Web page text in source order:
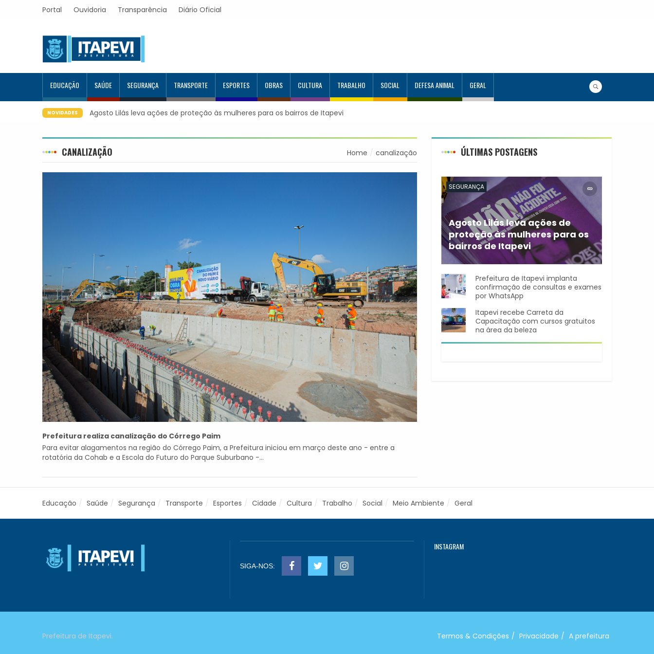
Portal Ouvidoria Transparência Diário Oficial
EDUCAÇÃO SAÚDE SEGURANÇA TRANSPORTE ESPORTES OBRAS CULTURA TRABALHO SOCIAL DEFESA ANIMAL GERAL
NOVIDADES Agosto Lilás leva ações de proteção às mulheres para os bairros de Itapevi
CANALIZAÇÃO Home canalização
Prefeitura realiza canalização do Córrego Paim
Para evitar alagamentos na região do Córrego Paim, a Prefeitura iniciou em março deste ano - entre a
rotatória da Cohab e a Escola do Futuro do Parque Suburbano -...
ÚLTIMAS POSTAGENS
SEGURANÇA
Agosto Lilás leva ações de
proteção às mulheres para os
bairros de Itapevi
Durante o mês de agosto,
Prefeitura de Itapevi implanta
confirmação de consultas e exames
por WhatsApp
Itapevi recebe Carreta da
Capacitação com cursos gratuitos
na área da beleza
Educação Saúde Segurança Transporte Esportes Cidade Cultura Trabalho Social Meio Ambiente Geral
SIGA-NOS:
INSTAGRAM
Prefeitura de Itapevi. Termos & Condições Privacidade A prefeitura